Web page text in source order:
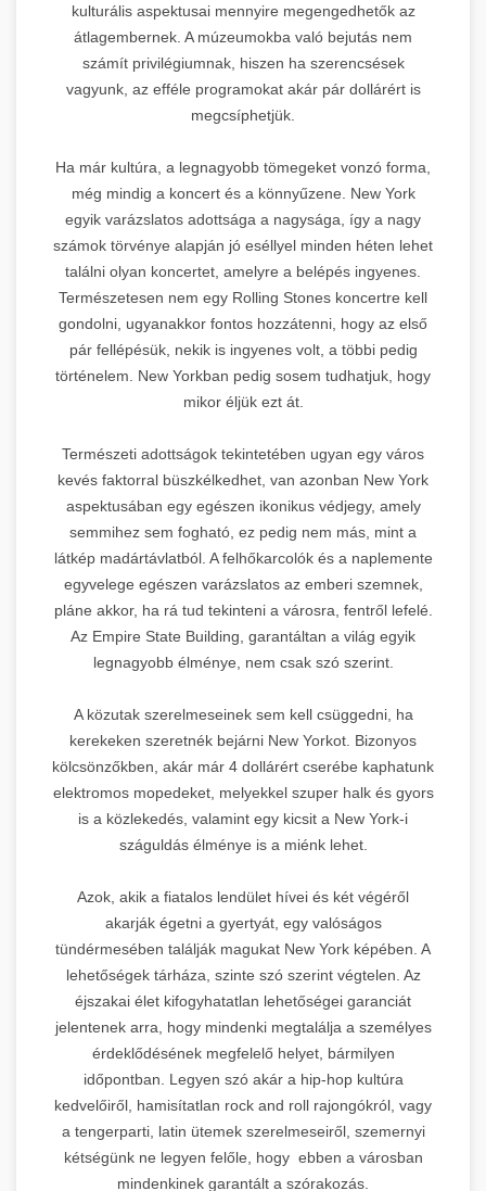
kulturális aspektusai mennyire megengedhetők az
átlagembernek. A múzeumokba való bejutás nem
számít privilégiumnak, hiszen ha szerencsések
vagyunk, az efféle programokat akár pár dollárért is
megcsíphetjük.
Ha már kultúra, a legnagyobb tömegeket vonzó forma,
még mindig a koncert és a könnyűzene. New York
egyik varázslatos adottsága a nagysága, így a nagy
számok törvénye alapján jó eséllyel minden héten lehet
találni olyan koncertet, amelyre a belépés ingyenes.
Természetesen nem egy Rolling Stones koncertre kell
gondolni, ugyanakkor fontos hozzátenni, hogy az első
pár fellépésük, nekik is ingyenes volt, a többi pedig
történelem. New Yorkban pedig sosem tudhatjuk, hogy
mikor éljük ezt át.
Természeti adottságok tekintetében ugyan egy város
kevés faktorral büszkélkedhet, van azonban New York
aspektusában egy egészen ikonikus védjegy, amely
semmihez sem fogható, ez pedig nem más, mint a
látkép madártávlatból. A felhőkarcolók és a naplemente
egyvelege egészen varázslatos az emberi szemnek,
pláne akkor, ha rá tud tekinteni a városra, fentről lefelé.
Az Empire State Building, garantáltan a világ egyik
legnagyobb élménye, nem csak szó szerint.
A közutak szerelmeseinek sem kell csüggedni, ha
kerekeken szeretnék bejárni New Yorkot. Bizonyos
kölcsönzőkben, akár már 4 dollárért cserébe kaphatunk
elektromos mopedeket, melyekkel szuper halk és gyors
is a közlekedés, valamint egy kicsit a New York-i
száguldás élménye is a miénk lehet.
Azok, akik a fiatalos lendület hívei és két végéről
akarják égetni a gyertyát, egy valóságos
tündérmesében találják magukat New York képében. A
lehetőségek tárháza, szinte szó szerint végtelen. Az
éjszakai élet kifogyhatatlan lehetőségei garanciát
jelentenek arra, hogy mindenki megtalálja a személyes
érdeklődésének megfelelő helyet, bármilyen
időpontban. Legyen szó akár a hip-hop kultúra
kedvelőiről, hamisítatlan rock and roll rajongókról, vagy
a tengerparti, latin ütemek szerelmeseiről, szemernyi
kétségünk ne legyen felőle, hogy ebben a városban
mindenkinek garantált a szórakozás.